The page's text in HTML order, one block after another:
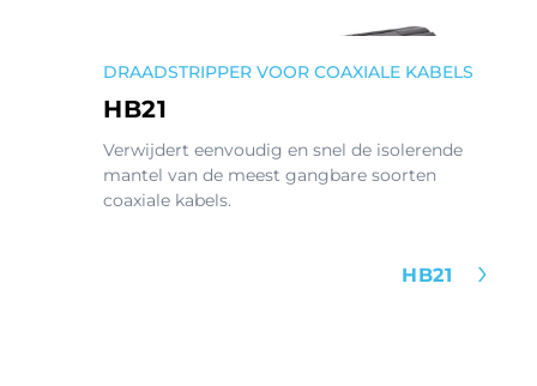
DRAADSTRIPPER VOOR COAXIALE KABELS
HB21
Verwijdert eenvoudig en snel de isolerende
mantel van de meest gangbare soorten
coaxiale kabels.
HB21